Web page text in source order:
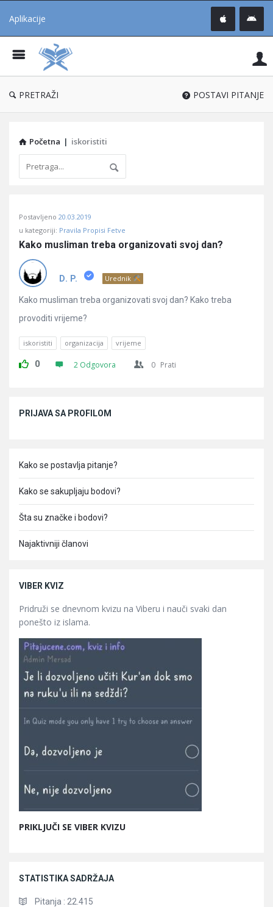
Aplikacije
®
PRETRAŽI POSTAVI PITANJE
Početna | iskoristiti
Učene
Latest
Pitanja
Postavljeno 20.03.2019
u kategoriji: Pravila Propisi Fetve
Kako musliman treba organizovati svoj dan?
D. P. Urednik
Kako musliman treba organizovati svoj dan? Kako treba
provoditi vrijeme?
iskoristiti organizacija vrijeme
0 2 Odgovora 0 Prati
PRIJAVA SA PROFILOM
Kako se postavlja pitanje?
Kako se sakupljaju bodovi?
Šta su značke i bodovi?
Najaktivniji članovi
VIBER KVIZ
Pridruži se dnevnom kvizu na Viberu i nauči svaki dan
ponešto iz islama.
PRIKLJUČI SE VIBER KVIZU
STATISTIKA SADRŽAJA
Pitanja : 22.415